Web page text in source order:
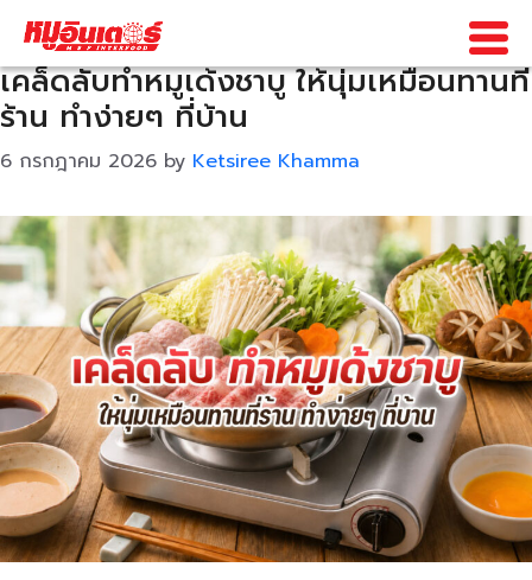
content
ความรู้
เคล็ดลับทำหมูเด้งชาบู ให้นุ่มเหมือนทานที่
ร้าน ทำง่ายๆ ที่บ้าน
6 กรกฎาคม 2026 by Ketsiree Khamma